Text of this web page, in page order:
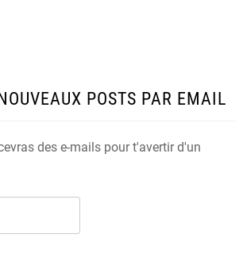
POSTS PAR EMAIL
des e-mails pour t'avertir d'un